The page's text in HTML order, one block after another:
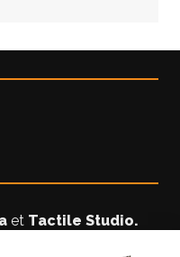
et Tactile Studio.